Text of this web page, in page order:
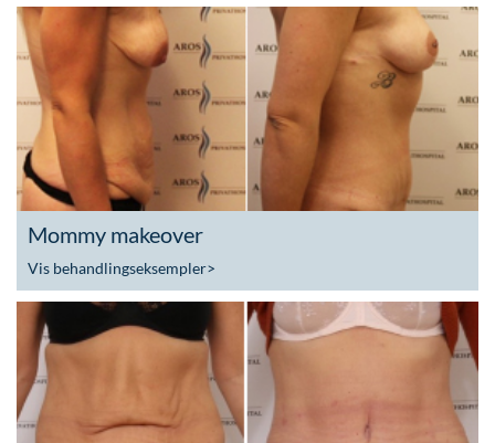
Mommy makeover
Vis behandlingseksempler>